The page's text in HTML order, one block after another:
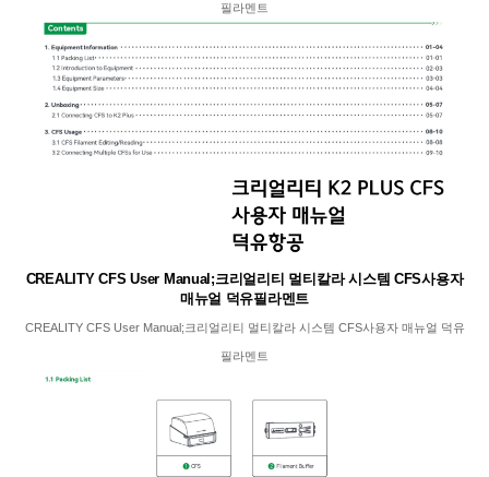
필라멘트
CREALITY CFS User Manual;크리얼리티 멀티칼라 시스템 CFS사용자
매뉴얼 덕유필라멘트
CREALITY CFS User Manual;크리얼리티 멀티칼라 시스템 CFS사용자 매뉴얼 덕유
필라멘트